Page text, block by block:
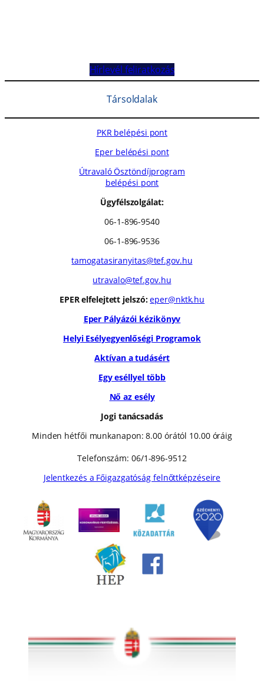
Hírlevél feliratkozás
Társoldalak
PKR belépési pont
Eper belépési pont
Útravaló Ösztöndíjprogram
belépési pont
Ügyfélszolgálat:
06-1-896-9540
06-1-896-9536
tamogatasiranyitas@tef.gov.hu
utravalo@tef.gov.hu
EPER elfelejtett jelszó: eper@nktk.hu
Eper Pályázói kézikönyv
Helyi Esélyegyenlőségi Programok
Aktívan a tudásért
Egy eséllyel több
Nő az esély
Jogi tanácsadás
Minden hétfői munkanapon: 8.00 órától 10.00 óráig
Telefonszám: 06/1-896-9512
Jelentkezés a Főigazgatóság felnőttképzéseire